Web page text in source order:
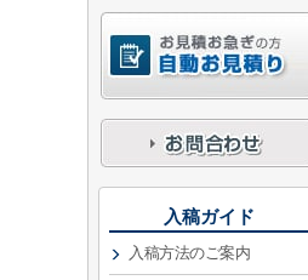
入稿ガイド
入稿方法のご案内